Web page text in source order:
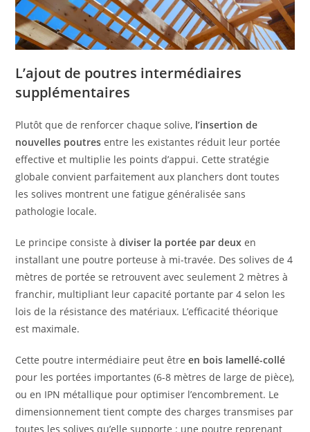
L’ajout de poutres intermédiaires
supplémentaires
Plutôt que de renforcer chaque solive, l’insertion de
nouvelles poutres entre les existantes réduit leur portée
effective et multiplie les points d’appui. Cette stratégie
globale convient parfaitement aux planchers dont toutes
les solives montrent une fatigue généralisée sans
pathologie locale.
Le principe consiste àdiviser la portée par deux en
installant une poutre porteuse à mi-travée. Des solives de 4
mètres de portée se retrouvent avec seulement 2 mètres à
franchir, multipliant leur capacité portante par 4 selon les
lois de la résistance des matériaux. L’efficacité théorique
est maximale.
Cette poutre intermédiaire peut êtreen bois lamellé-collé
pour les portées importantes (6-8 mètres de large de pièce),
ou en IPN métallique pour optimiser l’encombrement. Le
dimensionnement tient compte des charges transmises par
toutes les solives qu’elle supporte : une poutre reprenant